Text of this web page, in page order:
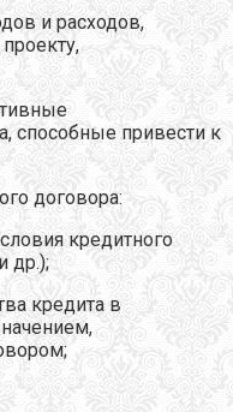
и расходов,
способные привести к
договора:
кредитного
др.);
кредита в